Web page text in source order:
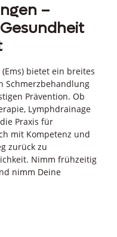
–
bietet ein breites
Schmerzbehandlung
Prävention. Ob
Lymphdrainage
Praxis für
mit Kompetenz und
zurück zu
Nimm frühzeitig
nimm Deine